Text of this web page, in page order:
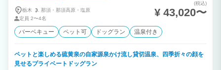
栃木 那須・ 那須高原・ 塩原
定員 2〜4名
(税込)
¥ 43,020〜
バーベキュー ペット可 ドッグラン 温泉付き
ペットと楽しめる硫黄泉の自家源泉かけ流し貸切温泉、四季折々の顔を
見せるプライベートドッグラン